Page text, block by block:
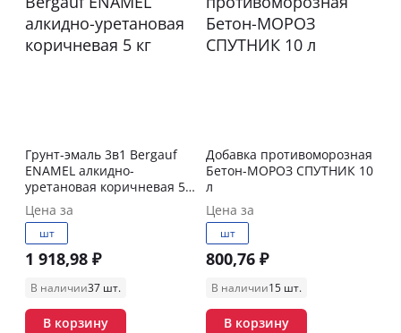
Грунт-эмаль 3в1 Bergauf
ENAMEL алкидно-
уретановая коричневая 5
кг
Цена за
шт
1 918,98 ₽
В наличии37 шт.
В корзину
Добавка противоморозная
Бетон-МОРОЗ СПУТНИК 10
л
Цена за
шт
800,76 ₽
В наличии15 шт.
В корзину